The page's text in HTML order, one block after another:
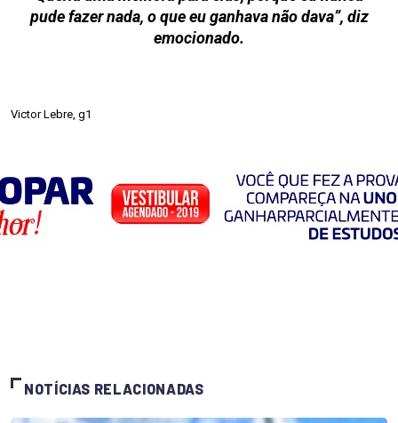
pude fazer nada, o que eu ganhava não dava”, diz
emocionado.
Victor Lebre, g1
NOTÍCIAS RELACIONADAS